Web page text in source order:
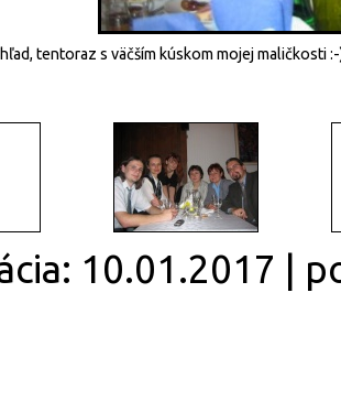
tentoraz s väčším kúskom mojej maličkosti
10.01.2017 |